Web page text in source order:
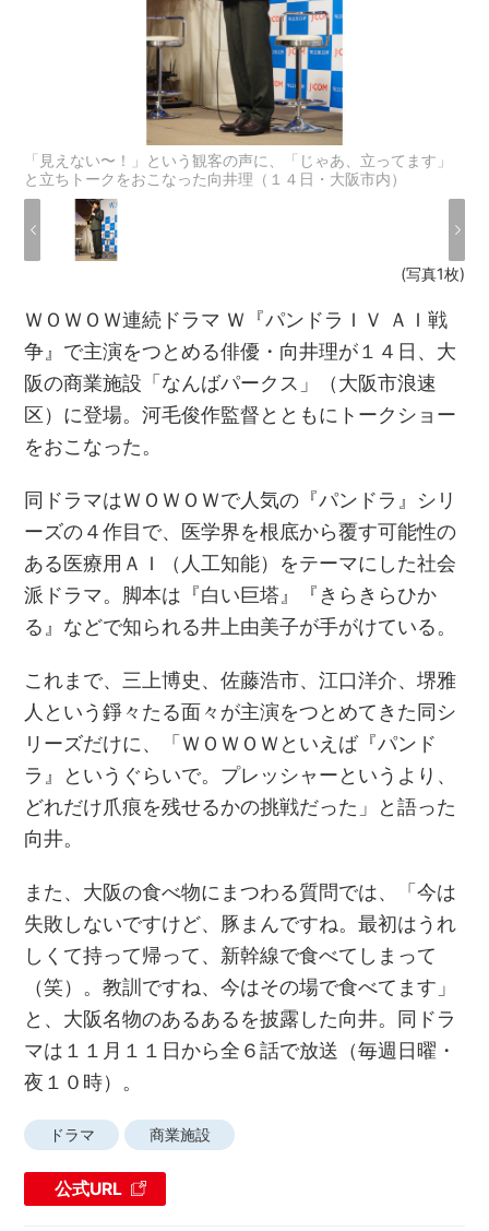
「見えない〜！」という観客の声に、「じゃあ、立ってます」
と立ちトークをおこなった向井理（１４日・大阪市内）
(写真1枚)
ＷＯＷＯＷ連続ドラマ Ｗ『パンドラＩＶ ＡＩ戦
争』で主演をつとめる俳優・向井理が１４日、大
阪の商業施設「なんばパークス」（大阪市浪速
区）に登場。河毛俊作監督とともにトークショー
をおこなった。
同ドラマはＷＯＷＯＷで人気の『パンドラ』シリ
ーズの４作目で、医学界を根底から覆す可能性の
ある医療用ＡＩ（人工知能）をテーマにした社会
派ドラマ。脚本は『白い巨塔』『きらきらひか
る』などで知られる井上由美子が手がけている。
これまで、三上博史、佐藤浩市、江口洋介、堺雅
人という錚々たる面々が主演をつとめてきた同シ
リーズだけに、「ＷＯＷＯＷといえば『パンド
ラ』というぐらいで。プレッシャーというより、
どれだけ爪痕を残せるかの挑戦だった」と語った
向井。
また、大阪の食べ物にまつわる質問では、「今は
失敗しないですけど、豚まんですね。最初はうれ
しくて持って帰って、新幹線で食べてしまって
（笑）。教訓ですね、今はその場で食べてます」
と、大阪名物のあるあるを披露した向井。同ドラ
マは１１月１１日から全６話で放送（毎週日曜・
夜１０時）。
ドラマ 商業施設
公式URL